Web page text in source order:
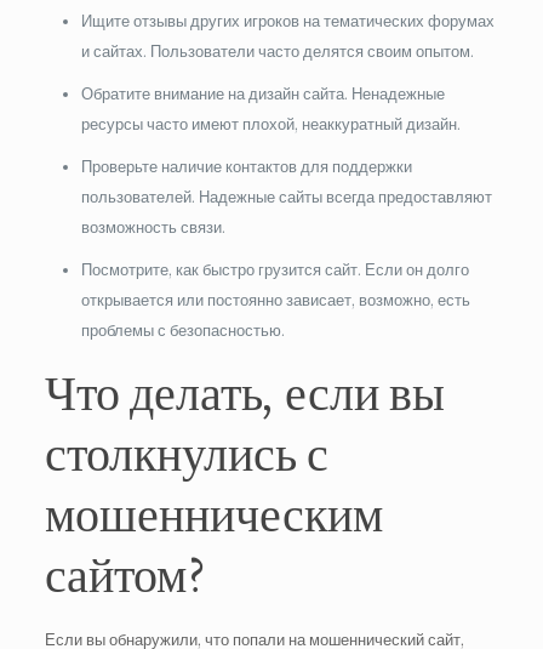
Ищите отзывы других игроков на тематических форумах
и сайтах. Пользователи часто делятся своим опытом.
Обратите внимание на дизайн сайта. Ненадежные
ресурсы часто имеют плохой, неаккуратный дизайн.
Проверьте наличие контактов для поддержки
пользователей. Надежные сайты всегда предоставляют
возможность связи.
Посмотрите, как быстро грузится сайт. Если он долго
открывается или постоянно зависает, возможно, есть
проблемы с безопасностью.
Что делать, если вы
столкнулись с
мошенническим
сайтом?
Если вы обнаружили, что попали на мошеннический сайт,